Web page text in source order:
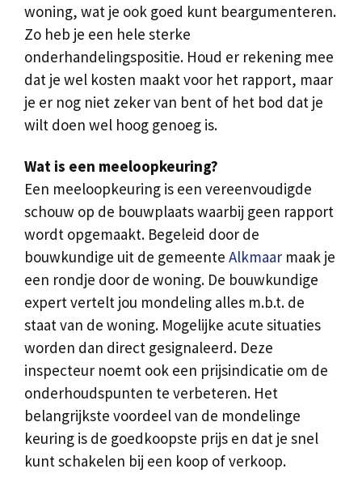
woning, wat je ook goed kunt beargumenteren.
Zo heb je een hele sterke
onderhandelingspositie. Houd er rekening mee
dat je wel kosten maakt voor het rapport, maar
je er nog niet zeker van bent of het bod dat je
wilt doen wel hoog genoeg is.
Wat is een meeloopkeuring?
Een meeloopkeuring is een vereenvoudigde
schouw op de bouwplaats waarbij geen rapport
wordt opgemaakt. Begeleid door de
bouwkundige uit de gemeente Alkmaar maak je
een rondje door de woning. De bouwkundige
expert vertelt jou mondeling alles m.b.t. de
staat van de woning. Mogelijke acute situaties
worden dan direct gesignaleerd. Deze
inspecteur noemt ook een prijsindicatie om de
onderhoudspunten te verbeteren. Het
belangrijkste voordeel van de mondelinge
keuring is de goedkoopste prijs en dat je snel
kunt schakelen bij een koop of verkoop.